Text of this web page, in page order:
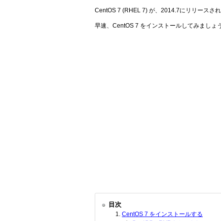
CentOS 7 (RHEL 7) が、2014.7にリリースされ
早速、CentOS 7 をインストールしてみましょう
目次
CentOS 7 をインストールする